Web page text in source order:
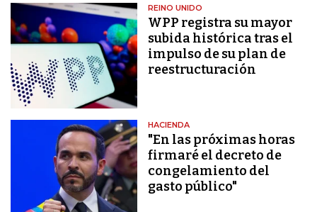
REINO UNIDO
WPP registra su mayor
subida histórica tras el
impulso de su plan de
reestructuración
HACIENDA
"En las próximas horas
firmaré el decreto de
congelamiento del
gasto público"